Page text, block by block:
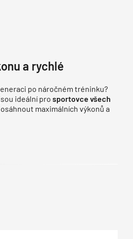
a rychlé
po náročném tréninku?
ideální pro sportovce všech
maximálních výkonů a